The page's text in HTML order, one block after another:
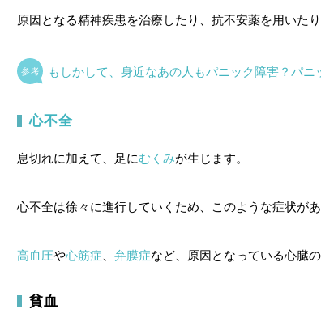
原因となる精神疾患を治療したり、抗不安薬を用いた
もしかして、身近なあの人もパニック障害？パニ
心不全
息切れに加えて、足にむくみが生じます。
心不全は徐々に進行していくため、このような症状が
高血圧や心筋症 弁膜症など、原因となっている心臓
貧血